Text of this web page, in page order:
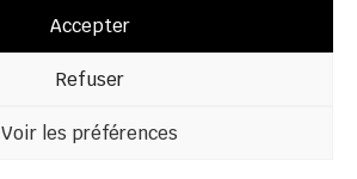
Accepter
Refuser
Voir les préférences